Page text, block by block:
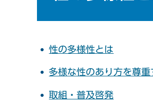
性の多様性とは
多様な性のあり方を尊重
取組・普及啓発